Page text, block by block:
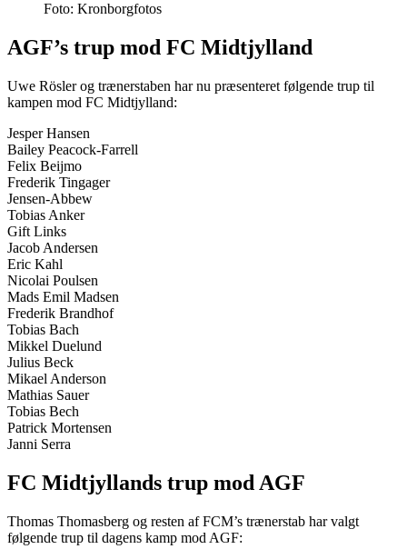
Foto: Kronborgfotos
AGF’s trup mod FC Midtjylland
Uwe Rösler og trænerstaben har nu præsenteret følgende trup til
kampen mod FC Midtjylland:
Jesper Hansen
Bailey Peacock-Farrell
Felix Beijmo
Frederik Tingager
Jensen-Abbew
Tobias Anker
Gift Links
Jacob Andersen
Eric Kahl
Nicolai Poulsen
Mads Emil Madsen
Frederik Brandhof
Tobias Bach
Mikkel Duelund
Julius Beck
Mikael Anderson
Mathias Sauer
Tobias Bech
Patrick Mortensen
Janni Serra
FC Midtjyllands trup mod AGF
Thomas Thomasberg og resten af FCM’s trænerstab har valgt
følgende trup til dagens kamp mod AGF: